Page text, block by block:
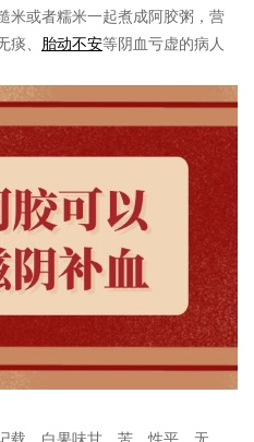
米或者糯米一起煮成阿胶粥，营
痰、 胎动不安等阴血亏虚的病人